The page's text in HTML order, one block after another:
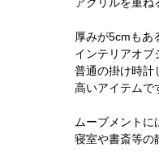
厚みが5cmもあ
インテリアオブ
普通の掛け時
高いアイテムで
ムーブメントに
寝室や書斎等の